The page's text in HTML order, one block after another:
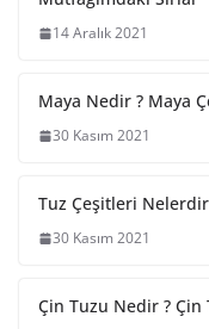
14 Aralık 2021
Maya Nedir ? Maya
30 Kasım 2021
Tuz Çeşitleri
30 Kasım 2021
Çin Tuzu Nedir ?